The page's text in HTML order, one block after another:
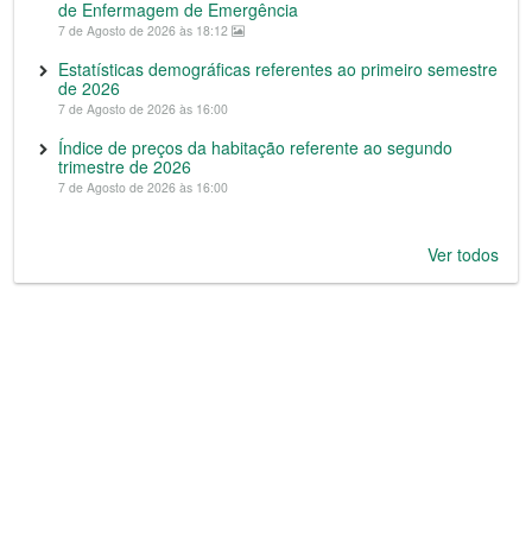
de Enfermagem de Emergência
7 de Agosto de 2026 às 18:12
Estatísticas demográficas referentes ao primeiro semestre
de 2026
7 de Agosto de 2026 às 16:00
Índice de preços da habitação referente ao segundo
trimestre de 2026
7 de Agosto de 2026 às 16:00
Ver todos